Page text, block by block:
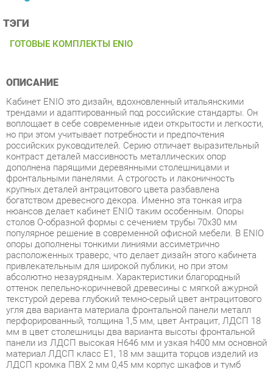
ОПИСАНИЕ
трендами и адаптированный под российские стандарты. Он
но при этом учитывает потребности и предпочтения
российских руководителей. Серию отличает выразительный
контраст деталей массивность металлических опор
дополнена парящими деревянными столешницами и
фронтальными панелями. А строгость и лаконичность
крупных деталей антрацитового цвета разбавлена
богатством древесного декора. Именно эта тонкая игра
нюансов делает кабинет ENIO таким особенным. Опоры
столов O-образной формы с сечением трубы 70х30 мм
популярное решение в современной офисной мебели. В ENIO
опоры дополнены тонкими линиями ассиметрично
расположенных траверс, что делает дизайн этого кабинета
привлекательным для широкой публики, но при этом
абсолютно незаурядным. Характеристики благородный
оттенок пепельно-коричневой древесины с мягкой ажурной
текстурой дерева глубокий темно-серый цвет антрацитового
угля два варианта материала фронтальной панели металл
перфорированный, толщина 1,5 мм, цвет Антрацит, ЛДСП 18
мм в цвет столешницы два варианта высоты фронтальной
панели из ЛДСП высокая H646 мм и узкая h400 мм основной
материал ЛДСП класс Е1, 18 мм защита торцов изделий из
ЛДСП кромка ПВХ 2 мм 0,45 мм корпус шкафов и тумб
опоры столов О-образной формы из профиля трубы 70х30
мм, толщина металла 1,5 мм, цвет Антрацит, регулировка по
высоте. Две траверсы металлические из профиля трубы
40х25 мм, толщина металла 2 мм упаковка пятислойный